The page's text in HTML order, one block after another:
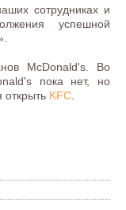
сотрудниках и
успешной
McDonald's. Во
пока нет, но
KFC